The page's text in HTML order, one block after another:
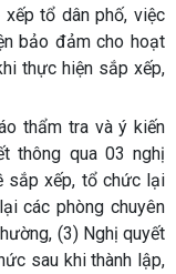
tổ dân phố, việc
bảo đảm cho hoạt
thực hiện sắp xếp,
thẩm tra và ý kiến
thông qua 03 nghị
sắp xếp, tổ chức lại
các phòng chuyên
(3) Nghị quyết
sau khi thành lập,